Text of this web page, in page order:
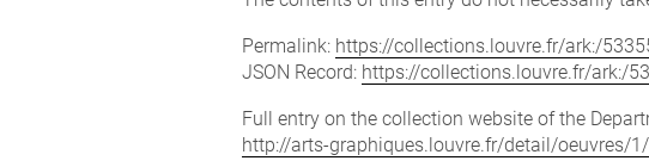
Permalink: https://collections.louvre.fr/ark:/
JSON Record: https://collections.louvre.fr/ark:/
Full entry on the collection website of the
http://arts-graphiques.louvre.fr/detail/oeuvres/